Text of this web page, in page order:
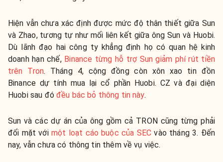
Hiện vẫn chưa xác định được mức độ thân thiết giữa Sun
và Zhao, tương tự như mối liên kết giữa ông Sun và Huobi.
Dù lãnh đạo hai công ty khẳng định họ có quan hệ kinh
doanh hạn chế, Binance từng hỗ trợ Sun giảm phí rút tiền
trên Tron. Tháng 4, cộng đồng còn xôn xao tin đồn
Binance dự tính mua lại cổ phần Huobi. CZ và đại diện
Huobi sau đó đều bác bỏ thông tin này.
Sun và các dự án của ông gồm cả TRON cũng từng phải
đối mặt vớimột loạt cáo buộc của SEC vào tháng 3. Đến
nay, vẫn chưa có thông tin thêm về vụ việc.